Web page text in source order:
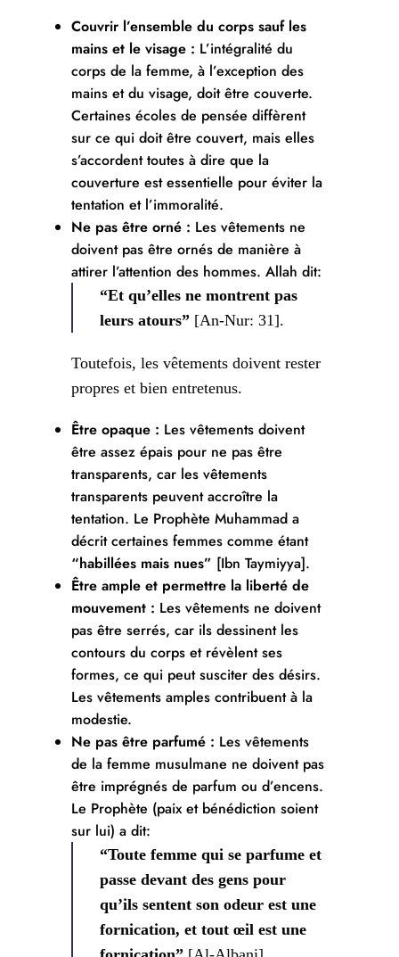
Couvrir l’ensemble du corps sauf les
mains et le visage : L’intégralité du
corps de la femme, à l’exception des
mains et du visage, doit être couverte.
Certaines écoles de pensée diffèrent
sur ce qui doit être couvert, mais elles
s’accordent toutes à dire que la
couverture est essentielle pour éviter la
tentation et l’immoralité.
Ne pas être orné : Les vêtements ne
doivent pas être ornés de manière à
attirer l’attention des hommes. Allah dit:
“Et qu’elles ne montrent pas
leurs atours” [An-Nur: 31].
Toutefois, les vêtements doivent rester
propres et bien entretenus.
Être opaque : Les vêtements doivent
être assez épais pour ne pas être
transparents, car les vêtements
transparents peuvent accroître la
tentation. Le Prophète Muhammad a
décrit certaines femmes comme étant
“habillées mais nues” [Ibn Taymiyya].
Être ample et permettre la liberté de
mouvement : Les vêtements ne doivent
pas être serrés, car ils dessinent les
contours du corps et révèlent ses
formes, ce qui peut susciter des désirs.
Les vêtements amples contribuent à la
modestie.
Ne pas être parfumé : Les vêtements
de la femme musulmane ne doivent pas
être imprégnés de parfum ou d’encens.
Le Prophète (paix et bénédiction soient
sur lui) a dit:
“Toute femme qui se parfume et
passe devant des gens pour
qu’ils sentent son odeur est une
fornication, et tout œil est une